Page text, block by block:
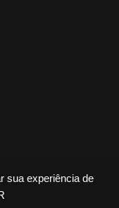
sua experiência de